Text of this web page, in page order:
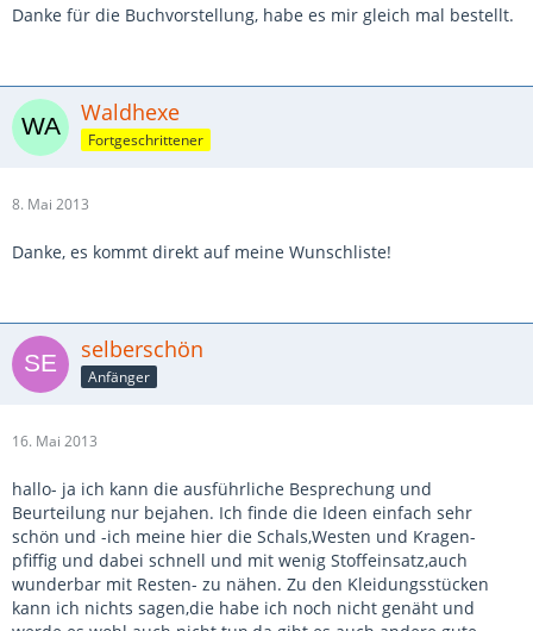
Danke für die Buchvorstellung, habe es mir gleich mal bestellt.
Waldhexe
Fortgeschrittener
8. Mai 2013
Danke, es kommt direkt auf meine Wunschliste!
selberschön
Anfänger
16. Mai 2013
hallo- ja ich kann die ausführliche Besprechung und
Beurteilung nur bejahen. Ich finde die Ideen einfach sehr
schön und -ich meine hier die Schals,Westen und Kragen-
pfiffig und dabei schnell und mit wenig Stoffeinsatz,auch
wunderbar mit Resten- zu nähen. Zu den Kleidungsstücken
kann ich nichts sagen,die habe ich noch nicht genäht und